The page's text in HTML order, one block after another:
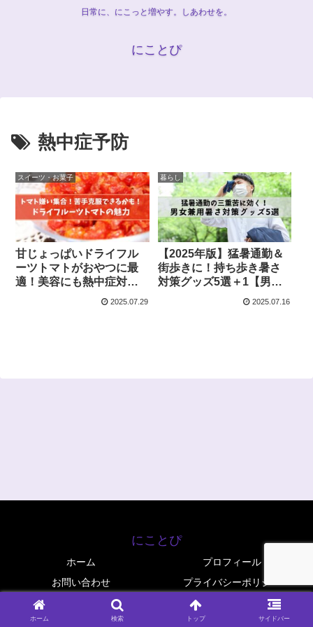
日常に、にこっと増やす。しあわせを。
にことぴ
熱中症予防
スイーツ・お菓子
甘じょっぱいドライフル
ーツトマトがおやつに最
適！美容にも熱中症対策
2025.07.29
暮らし
【2025年版】猛暑通勤＆
街歩きに！持ち歩き暑さ
対策グッズ5選＋1【男女
兼用/男性にもおすすめ】
2025.07.16
にことぴ
ホーム
プロフィール
お問い合わせ
プライバシーポリシー
© 2025 にことぴ.
ホーム 検索 トップ サイドバー